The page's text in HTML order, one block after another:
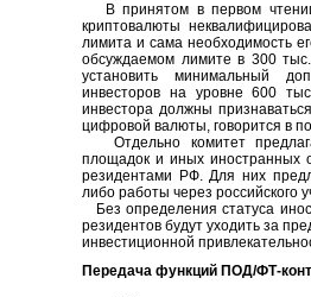
В принятом в первом чтении
криптовалюты
лимита и сама необходимость
обсуждаемом лимите в 300
установить минимальный
инвесторов на уровне 600
инвестора должны
цифровой валюты, говорится в
Отдельно комитет
площадок и иных иностранных
резидентами РФ. Для них
либо работы через российского
Без определения статуса
резидентов будут уходить за
инвестиционной
Передача функций ПОД/ФТ-